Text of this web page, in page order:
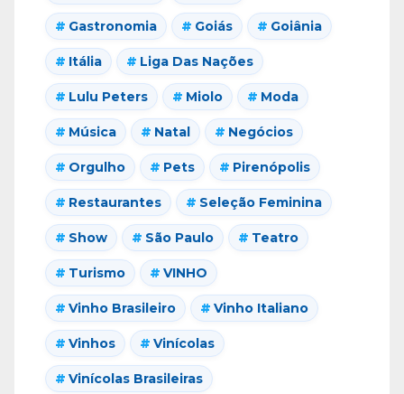
Gastronomia Goiás Goiânia
Itália Liga Das Nações
Lulu Peters Miolo Moda
Música Natal Negócios
Orgulho Pets Pirenópolis
Restaurantes Seleção Feminina
Show São Paulo Teatro
Turismo VINHO
Vinho Brasileiro Vinho Italiano
Vinhos Vinícolas
Vinícolas Brasileiras